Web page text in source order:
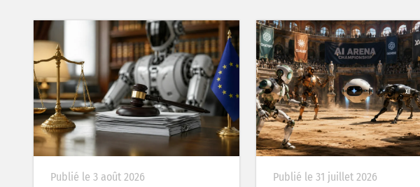
Publié le 3 août 2026 Publié le 31 juillet 2026